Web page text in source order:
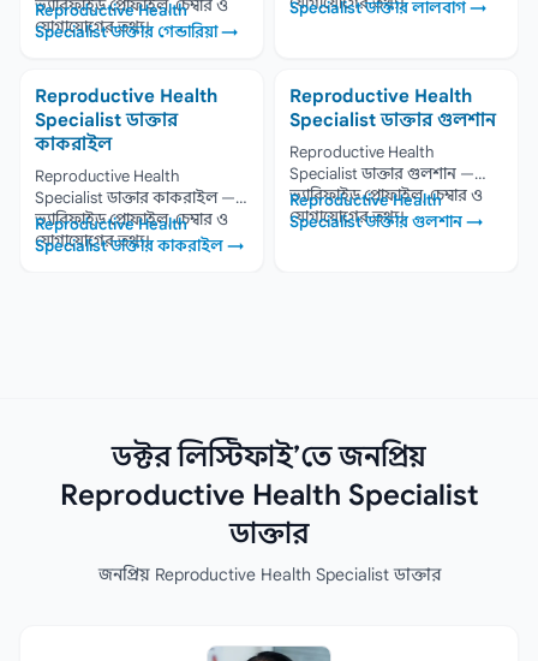
ভ্যারিফাইড প্রোফাইল, চেম্বার ও
যোগাযোগের তথ্য।
Reproductive Health
Specialist ডাক্তার গেন্ডারিয়া →
Specialist ডাক্তার লালবাগ →
Reproductive Health
Specialist ডাক্তার
কাকরাইল
Reproductive Health
Specialist ডাক্তার কাকরাইল —
ভ্যারিফাইড প্রোফাইল, চেম্বার ও
যোগাযোগের তথ্য।
Reproductive Health
Specialist ডাক্তার কাকরাইল →
Reproductive Health
Specialist ডাক্তার গুলশান
Reproductive Health
Specialist ডাক্তার গুলশান —
ভ্যারিফাইড প্রোফাইল, চেম্বার ও
যোগাযোগের তথ্য।
Reproductive Health
Specialist ডাক্তার গুলশান →
ডক্টর লিস্টিফাই’তে জনপ্রিয়
Reproductive Health Specialist
ডাক্তার
জনপ্রিয় Reproductive Health Specialist ডাক্তার